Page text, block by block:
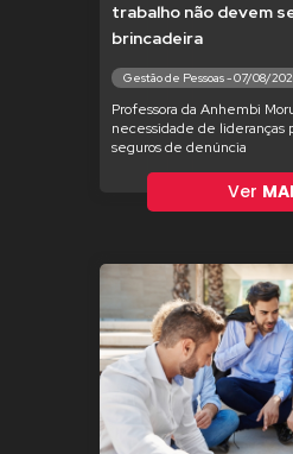
trabalho não devem
brincadeira
Gestão de Pessoas - 07/08/
Professora da Anhembi
necessidade de lideranças
seguros de denúncia
Ver